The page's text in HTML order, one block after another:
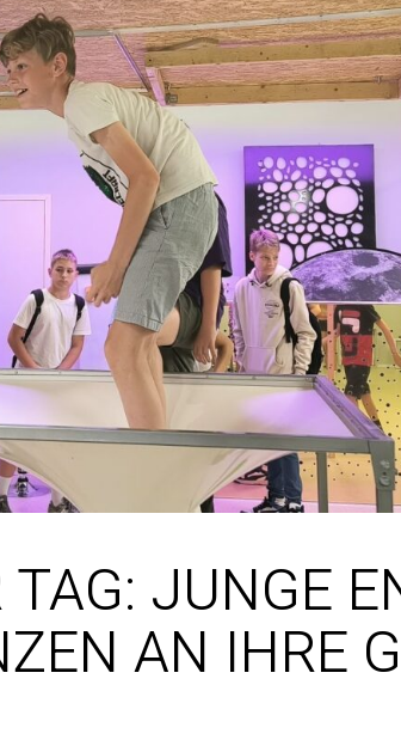
JUNGE
AN IHRE